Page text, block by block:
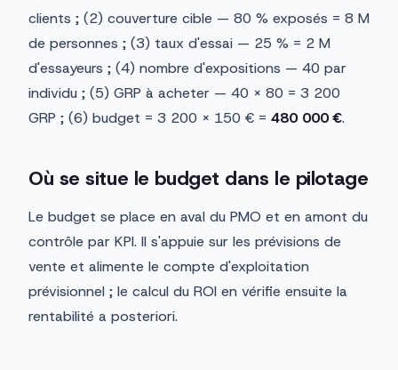
clients ; (2) couverture cible — 80 % exposés = 8 M
de personnes ; (3) taux d'essai — 25 % = 2 M
d'essayeurs ; (4) nombre d'expositions — 40 par
individu ; (5) GRP à acheter — 40 × 80 = 3 200
GRP ; (6) budget = 3 200 × 150 € = 480 000 €.
Où se situe le budget dans le pilotage
Le budget se place en aval du PMO et en amont du
contrôle par KPI. Il s'appuie sur les prévisions de
vente et alimente le compte d'exploitation
prévisionnel ; le calcul du ROI en vérifie ensuite la
rentabilité a posteriori.